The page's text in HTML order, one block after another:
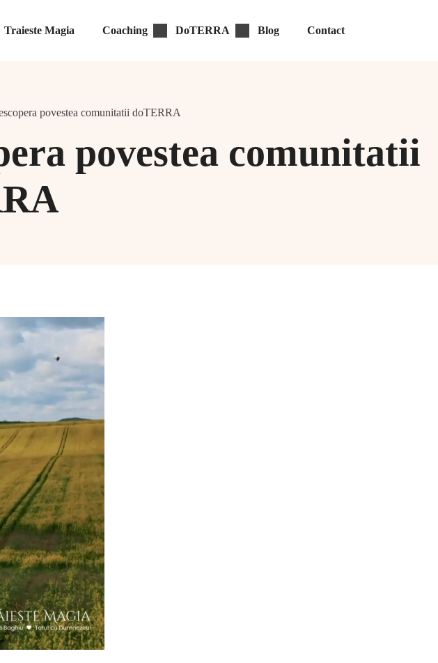
Traieste Magia Coaching DoTERRA Blog Contact
povestea comunitatii doTERRA
povestea comunitatii